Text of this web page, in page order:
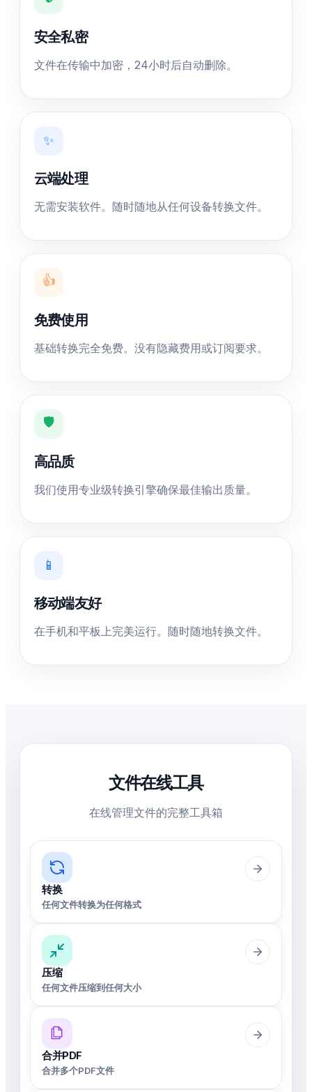
安全私密
文件在传输中加密，24小时后自动删除。
✨
云端处理
无需安装软件。随时随地从任何设备转换文件。
👍
免费使用
基础转换完全免费。没有隐藏费用或订阅要求。
🛡️
高品质
我们使用专业级转换引擎确保最佳输出质量。
📱
移动端友好
在手机和平板上完美运行。随时随地转换文件。
文件在线工具
在线管理文件的完整工具箱
转换
任何文件转换为任何格式
压缩
任何文件压缩到任何大小
合并PDF
合并多个PDF文件